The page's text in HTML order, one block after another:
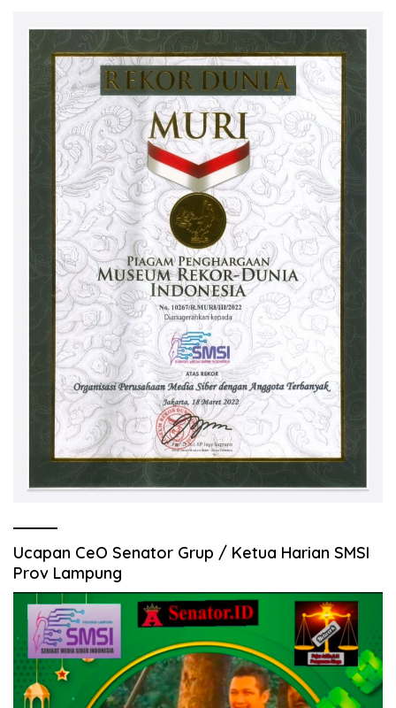
Ucapan CeO Senator Grup / Ketua Harian SMSI
Prov Lampung